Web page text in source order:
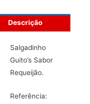
Descrição
Salgadinho
Guito’s Sabor
Requeijão.
Referência: